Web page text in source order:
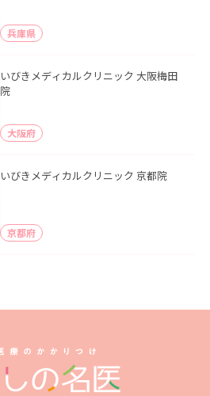
兵庫県
いびきメディカルクリニック 大阪梅田
院
大阪府
いびきメディカルクリニック 京都院
京都府